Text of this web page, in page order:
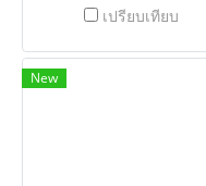
เปรียบเทียบ
New